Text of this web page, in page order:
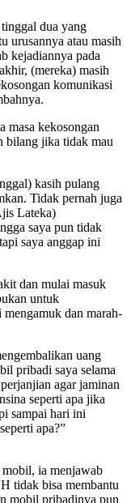
dua yang
urusannya atau masih
kejadiannya pada
(mereka) masih
komunikasi
masa kekosongan
bilang jika tidak mau
kasih pulang
Tidak pernah juga
Lateka)
saya pun tidak
saya anggap ini
dan mulai masuk
untuk
mengamuk dan marah-
uang
pribadi saya selama
agar jaminan
seperti apa jika
sampai hari ini
apa?”
mobil, ia menjawab
tidak bisa membantu
mobil pribadinya pun